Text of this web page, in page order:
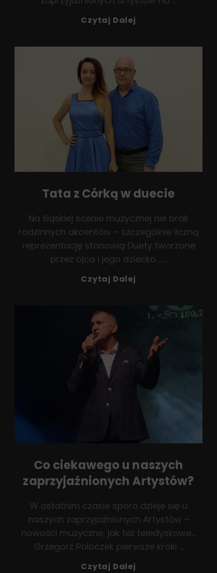
Czytaj Dalej
Tata z Córką w duecie
Na śląskiej scenie muzycznej nie brak
rodzinnych akcentów – szczególnie liczną
reprezentację stanowią Duety tworzone
przez ojca i jego dziecko… …
Czytaj Dalej
Co ciekawego u naszych
zaprzyjaźnionych Artystów?
W ostatnim czasie sporo dzieje się u
naszych zaprzyjaźnionych Artystów –
nowości muzyczne, jak też teledyskowe…
Grzegorz Poloczek pierwsze kroki …
Czytaj Dalej